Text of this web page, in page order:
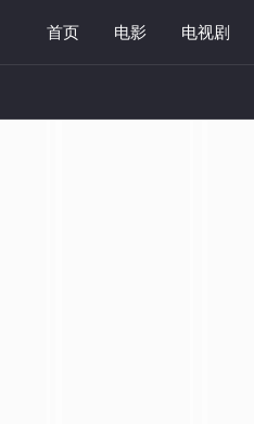
首页 电影 电视剧